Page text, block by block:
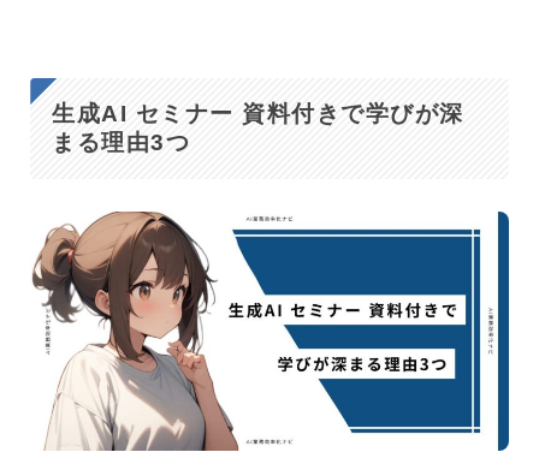
生成AI セミナー 資料付きで学びが深
まる理由3つ